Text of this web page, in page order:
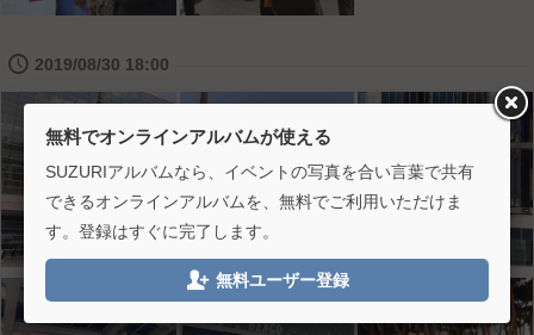
🕔 2019/08/30 18:00
無料でオンラインアルバムが使える
SUZURIアルバムなら、イベントの写真を合い言葉で共有
できるオンラインアルバムを、無料でご利用いただけま
す。登録はすぐに完了します。
 無料ユーザー登録